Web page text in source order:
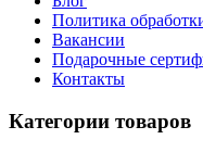
Политика
Вакансии
Подарочные
Контакты
Категории товаров